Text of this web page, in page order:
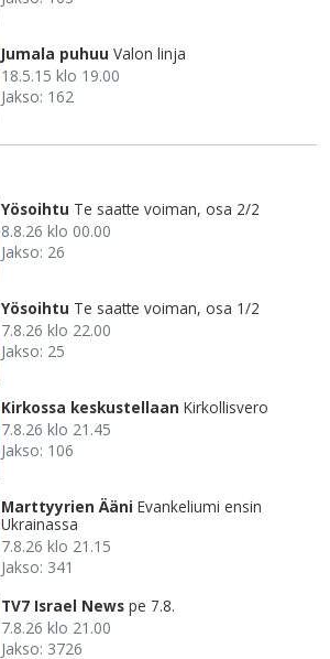
Jumala puhuu Valon linja
18.5.15 klo 19.00
Jakso: 162
Yösoihtu Te saatte voiman, osa 2/2
8.8.26 klo 00.00
Jakso: 26
Yösoihtu Te saatte voiman, osa 1/2
7.8.26 klo 22.00
Jakso: 25
Kirkossa keskustellaan Kirkollisvero
7.8.26 klo 21.45
Jakso: 106
Marttyyrien Ääni Evankeliumi ensin
Ukrainassa
7.8.26 klo 21.15
Jakso: 341
TV7 Israel News pe 7.8.
7.8.26 klo 21.00
Jakso: 3726